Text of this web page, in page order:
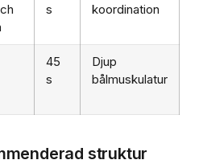
s
koordination
45
s
Djup
bålmuskulatur
struktur